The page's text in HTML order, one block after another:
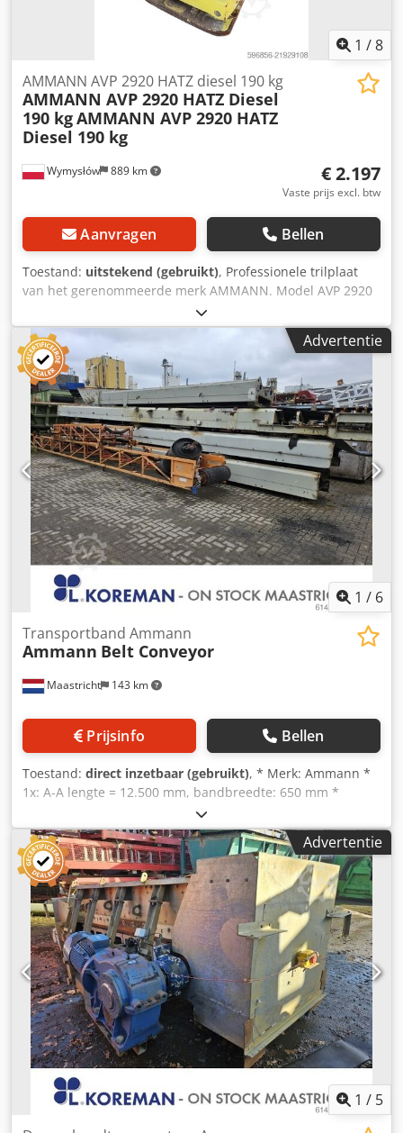
1 /8
Wymysłów 889 km
AMMANN AVP 2920 HATZ diesel 190 kg
AMMANN AVP 2920 HATZ Diesel
190 kgAMMANN AVP 2920 HATZ
Diesel 190 kg
€ 2.197
Vaste prijs excl. btw
Aanvragen Bellen
Toestand: uitstekend (gebruikt), Professionele trilplaat
van het gerenommeerde merk AMMANN. Model AVP 2920
is uitgerust met een betrouwbare HATZ dieselmotor met
een vermogen van 5 kW. Deze machine is bedoeld voor
professioneel straatwerk, wegenbouw en het verdichten
van grond, bestrating, zandbedden en asfalt. Volledig
mechanisch apparaat, degelijke Duitse constructie. Visuele
staat conform de foto's – normale gebruikssporen.
Technische gegevens: • Fabrikant: AMMANN • Model: AVP
2920 • Bouwjaar: 1999 • Motor: HATZ Diesel • Motortype:
1B30-6 • Vermogen: 5 kW • Bedrijfsgewicht: 190 kg •
Handstart • Made in Germany Toepassingen: • Verdichten
van straatstenen • Straatwerkzaamheden Dkodpfoy Sifyjx
Ad Nsr • Wegenbouw • Verdichten van grond en zandlaag •
Graafwerken en funderingen Staat: Gebruikte, complete
machine. HATZ motor – een duurzame en gewaardeerde
dieselunit.
Advertentie
1 / 6
Maastricht 143 km
Transportband Ammann
Ammann Belt Conveyor
Prijsinfo Bellen
Toestand: direct inzetbaar (gebruikt), * Merk: Ammann *
1x: A-A lengte = 12.500 mm, bandbreedte: 650 mm *
Aandrijving: trommelmotor 5,5 kW. * 1x: A-A lengte =
43.000 mm, bandbreedte: 650 mm Dkedpfx Adsywnags
Nor * Aandrijving: tandwielkast 15 kW.
Advertentie
1 / 5